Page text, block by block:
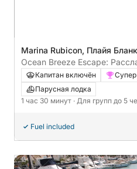
Marina Rubicon, Плайя
Ocean Breeze Escape:
на яхте вдоль пляжа
Капитан включён
Парусная лодка
1 час 30 минут · Для групп до 5
Fuel included